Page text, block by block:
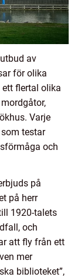
av
för olika
ett flertal olika
Varje
testar
och
på
på herr
1920-talets
och
att fly från ett
mer
biblioteket”,